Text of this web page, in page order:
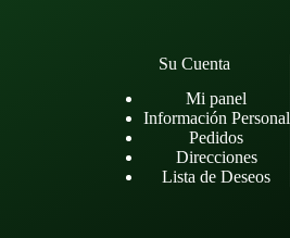
Su Cuenta
Mi panel
Información Personal
Pedidos
Direcciones
Lista de Deseos